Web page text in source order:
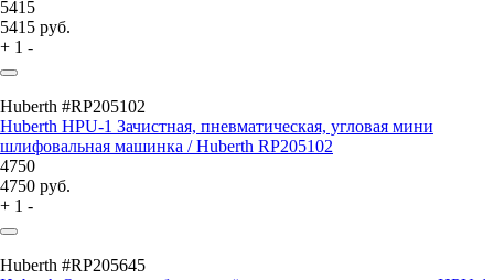
5415
5415 руб.
+ 1 -
Huberth #RP205102
Huberth HPU-1 Зачистная, пневматическая, угловая мини
шлифовальная машинка / Huberth RP205102
4750
4750 руб.
+ 1 -
Huberth #RP205645